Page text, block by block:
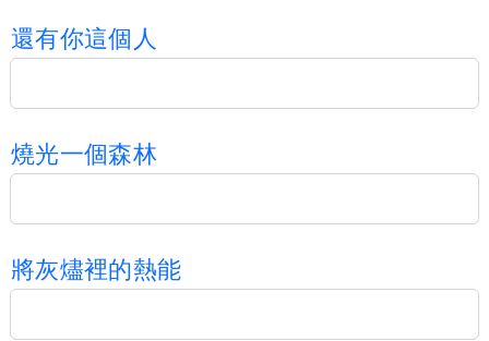
還有你這個 人
燒光一個森林
將灰燼裡的熱能